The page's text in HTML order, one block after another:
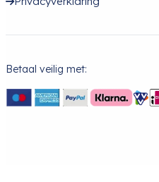
Betaal veilig met: